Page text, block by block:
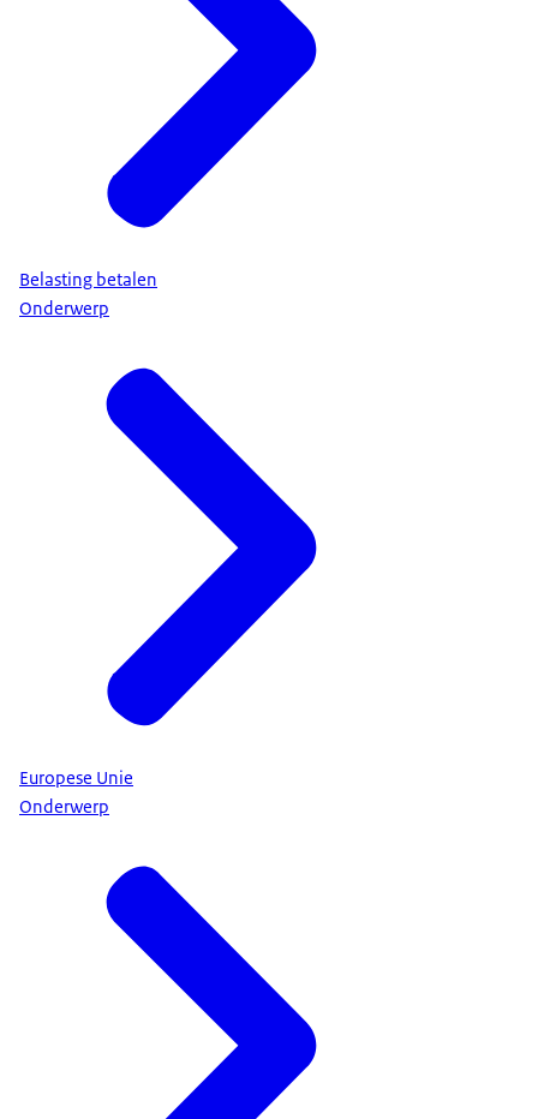
Belasting betalen
Onderwerp
Europese Unie
Onderwerp